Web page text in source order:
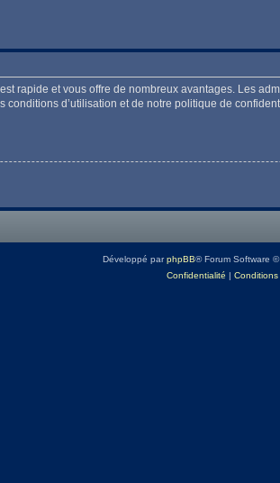
rapide et vous offre de nombreux avantages. Les
d’utilisation et de notre politique de
Développé parphpBB® Forum Software
Confidentialité | Conditions